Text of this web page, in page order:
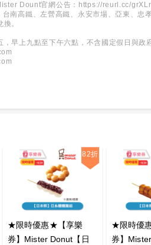
Dount官網公告： https://reurl.cc/
南高鐵、左營高鐵、永安市場、亞東、忠
。
早上九點至下午六點，不含國定假日與政
82折
★限時優惠★【享樂
券】Mister Donut【日
★限時優
券】